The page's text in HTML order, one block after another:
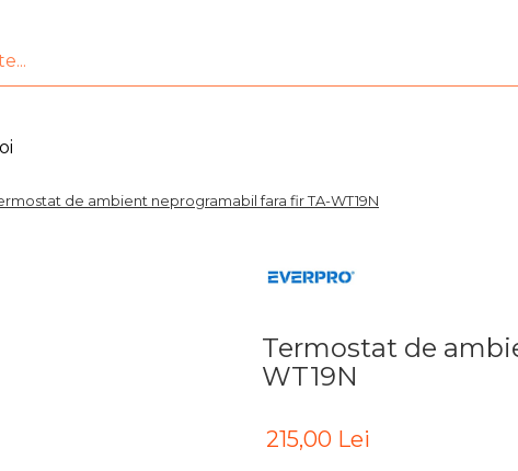
de ambient neprogramabil fara fir TA-WT19N
Termostat de
WT19N
215,00 Lei